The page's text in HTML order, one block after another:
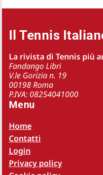
Il Tennis
La rivista di Tennis più
Fandango Libri
V.le Gorizia n. 19
00198 Roma
P.IVA: 08254041000
Menu
Home
Contatti
Login
Privacy policy